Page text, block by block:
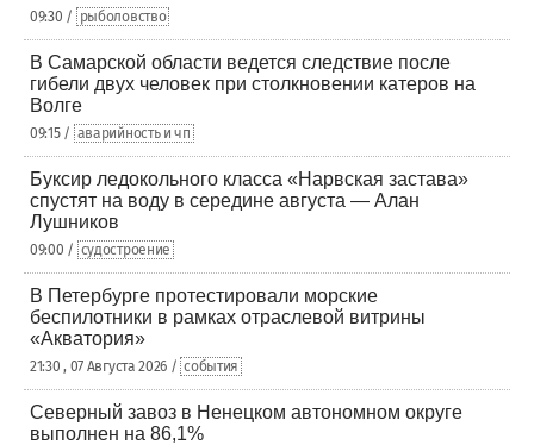
09:30 / рыболовство
В Самарской области ведется следствие после
гибели двух человек при столкновении катеров на
Волге
09:15 / аварийность и чп
Буксир ледокольного класса «Нарвская застава»
спустят на воду в середине августа — Алан
Лушников
09:00 / судостроение
В Петербурге протестировали морские
беспилотники в рамках отраслевой витрины
«Акватория»
21:30 , 07 Августа 2026 / события
Северный завоз в Ненецком автономном округе
выполнен на 86,1%